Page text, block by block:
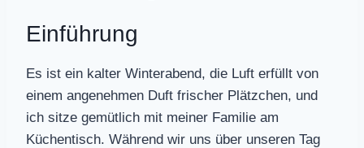
Einführung
Es ist ein kalter Winterabend, die Luft erfüllt von
einem angenehmen Duft frischer Plätzchen, und
ich sitze gemütlich mit meiner Familie am
Küchentisch. Während wir uns über unseren Tag